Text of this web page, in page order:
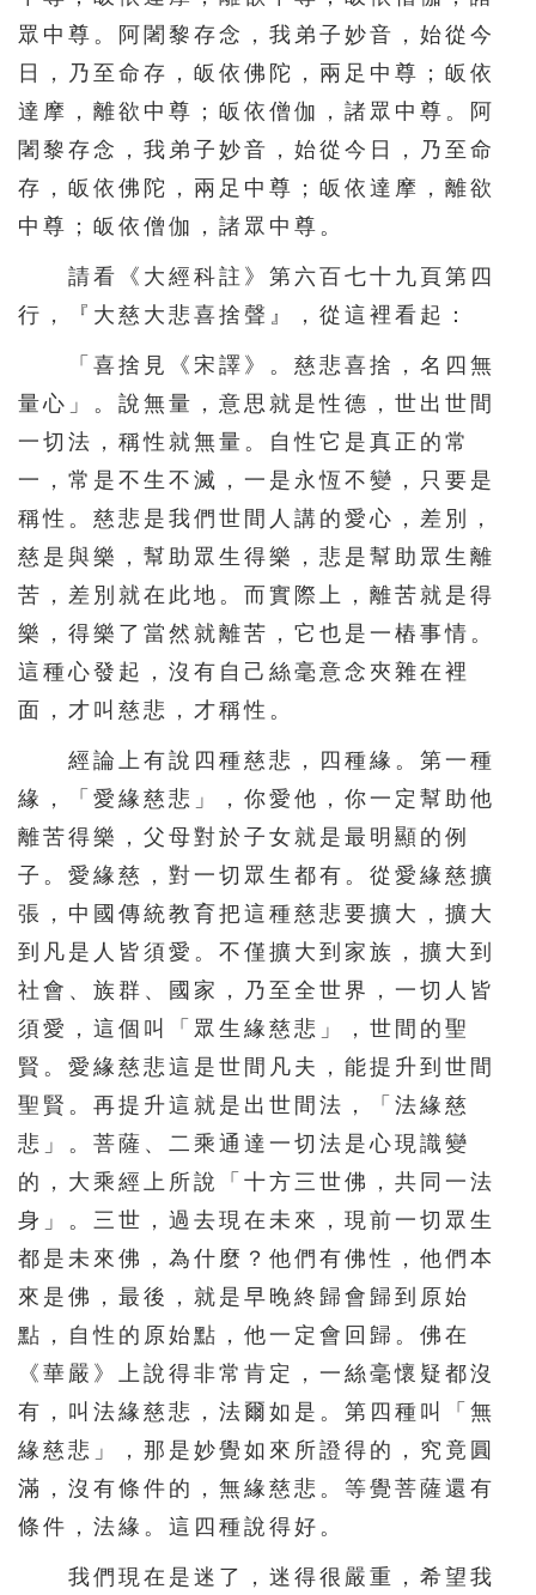
141 142 143 144 145
146 147 148 149 150
151 152 153 154 155
161 162 163
166 167 168 169 170
171 172 173 174 175
176 177 179 180
181 182 183 184 185
186 187 188 189 190
191 192 193 194 195
201 202 203 204 205
206 207 208 209 210
211 212 213 214 215
216 217 218
221 222 223 224 225
227 228 229 230
236 237 238 239 240
241 242 243 244 245
246 247 248 249 250
251 252 253 254 255
256 257 258 259 260
266 267 268 269 270
272 273 274 275
276 277 278 279 280
281 282 283 284 285
291 292 293 294 295
296 297 298 299 300
301 302 303 304 305
306 307 308
311 312 313 314 315
眾中尊。阿闍黎存念，我弟子妙音，始從今
日，乃至命存，皈依佛陀，兩足中尊；皈依
達摩，離欲中尊；皈依僧伽，諸眾中尊。阿
闍黎存念，我弟子妙音，始從今日，乃至命
存，皈依佛陀，兩足中尊；皈依達摩，離欲
中尊；皈依僧伽，諸眾中尊。
請看《大經科註》第六百七十九頁第四
行，『大慈大悲喜捨聲』，從這裡看起：
「喜捨見《宋譯》。慈悲喜捨，名四無
量心」。說無量，意思就是性德，世出世間
一切法，稱性就無量。自性它是真正的常
一，常是不生不滅，一是永恆不變，只要是
稱性。慈悲是我們世間人講的愛心，差別，
慈是與樂，幫助眾生得樂，悲是幫助眾生離
苦，差別就在此地。而實際上，離苦就是得
樂，得樂了當然就離苦，它也是一樁事情。
這種心發起，沒有自己絲毫意念夾雜在裡
面，才叫慈悲，才稱性。
經論上有說四種慈悲，四種緣。第一種
緣，「愛緣慈悲」，你愛他，你一定幫助他
離苦得樂，父母對於子女就是最明顯的例
子。愛緣慈，對一切眾生都有。從愛緣慈擴
張，中國傳統教育把這種慈悲要擴大，擴大
到凡是人皆須愛。不僅擴大到家族，擴大到
社會、族群、國家，乃至全世界，一切人皆
須愛，這個叫「眾生緣慈悲」，世間的聖
賢。愛緣慈悲這是世間凡夫，能提升到世間
聖賢。再提升這就是出世間法，「法緣慈
悲」。菩薩、二乘通達一切法是心現識變
的，大乘經上所說「十方三世佛，共同一法
身」。三世，過去現在未來，現前一切眾生
都是未來佛，為什麼？他們有佛性，他們本
來是佛，最後，就是早晚終歸會歸到原始
點，自性的原始點，他一定會回歸。佛在
《華嚴》上說得非常肯定，一絲毫懷疑都沒
有，叫法緣慈悲，法爾如是。第四種叫「無
緣慈悲」，那是妙覺如來所證得的，究竟圓
滿，沒有條件的，無緣慈悲。等覺菩薩還有
條件，法緣。這四種說得好。
我們現在是迷了，迷得很嚴重，希望我